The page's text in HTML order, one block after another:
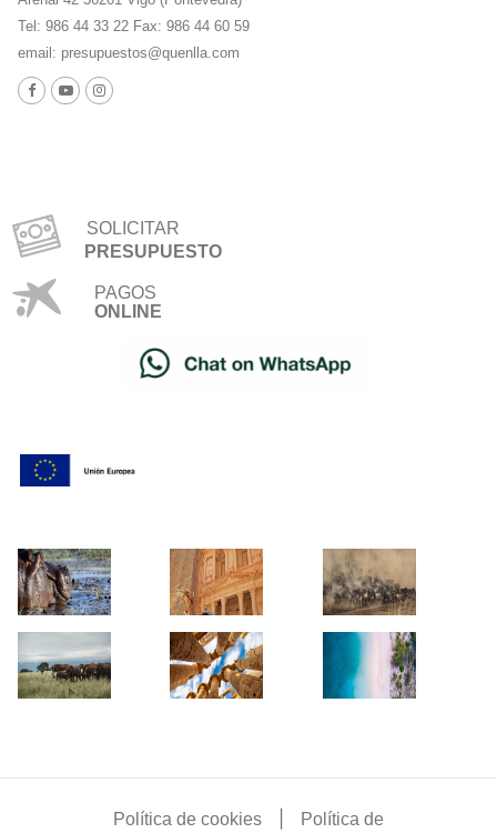
Tel: 986 44 33 22 Fax: 986 44 60 59
email: presupuestos@quenlla.com
SOLICITAR
PRESUPUESTO
PAGOS
ONLINE
Política de cookies Política de